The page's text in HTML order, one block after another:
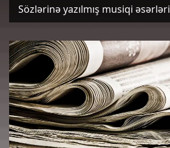
Sözlərinə yazılmış musiqi əsərləri